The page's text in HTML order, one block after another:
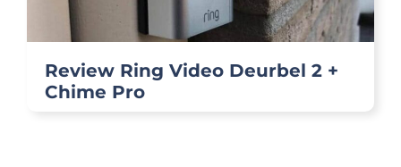
Review Ring Video Deurbel 2 +
Chime Pro